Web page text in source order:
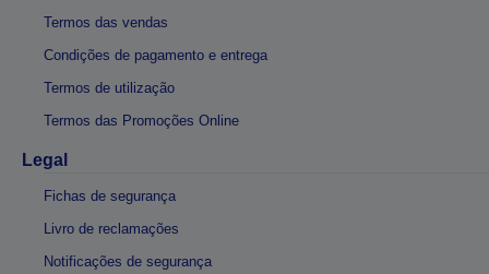
Termos das vendas
Condições de pagamento e entrega
Termos de utilização
Termos das Promoções Online
Legal
Fichas de segurança
Livro de reclamações
Notificações de segurança